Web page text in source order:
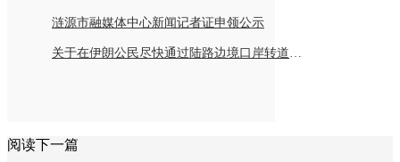
涟源市融媒体中心新闻记者证申领公示
关于在伊朗公民尽快通过陆路边境口岸转道回国或离境的通知
阅读下一篇